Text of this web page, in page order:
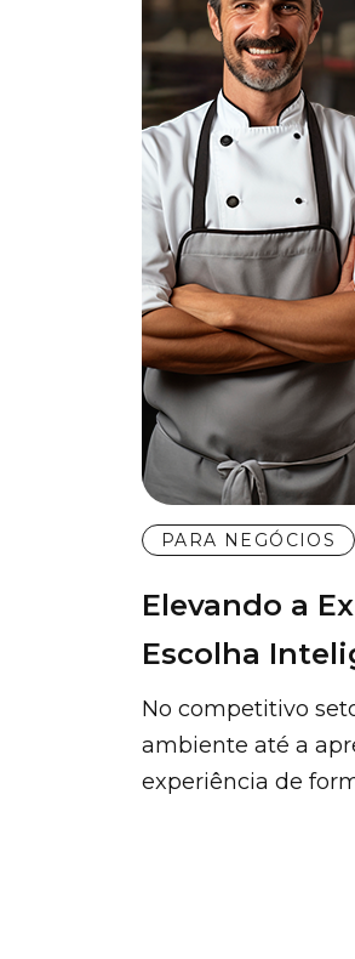
PARA NEGÓCIOS
Elevando a
Escolha
No competitivo
ambiente até a
experiência de